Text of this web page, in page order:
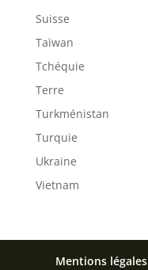
Suisse
Taïwan
Tchéquie
Terre
Turkménistan
Turquie
Ukraine
Vietnam
Mentions légales